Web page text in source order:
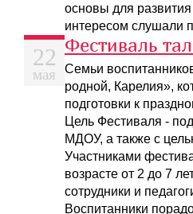
основы для
интересом слушали
22
мая
Фестиваль
Семьи
родной, Карелия»,
подготовки к
Цель Фестиваля -
МДОУ, а также с
Участниками
возрасте от 2 до 7
сотрудники и
Воспитанники